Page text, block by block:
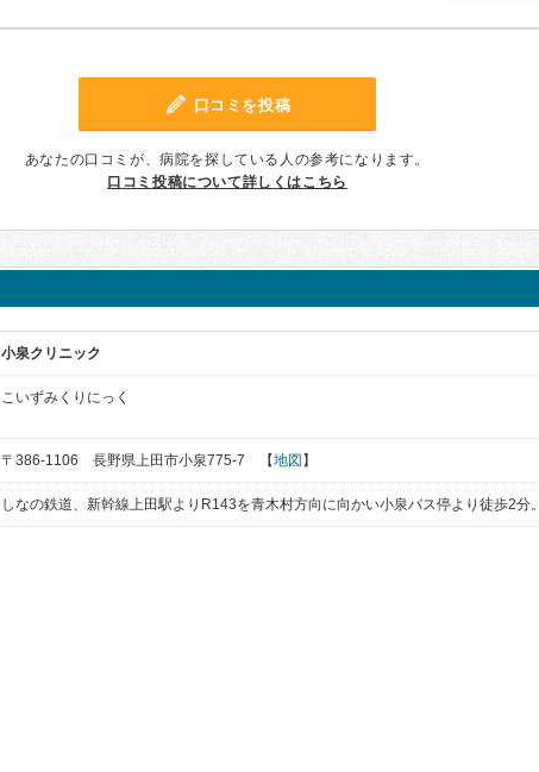
口コミを投稿
あなたの口コミが、病院を探している人の参考になります。
口コミ投稿について詳しくはこちら
小泉クリニック
こいずみくりにっく
〒386-1106 長野県上田市小泉775-7 【地図 】
しなの鉄道、新幹線上田駅よりR143を青木村方向に向かい小泉バス停より徒歩2分。